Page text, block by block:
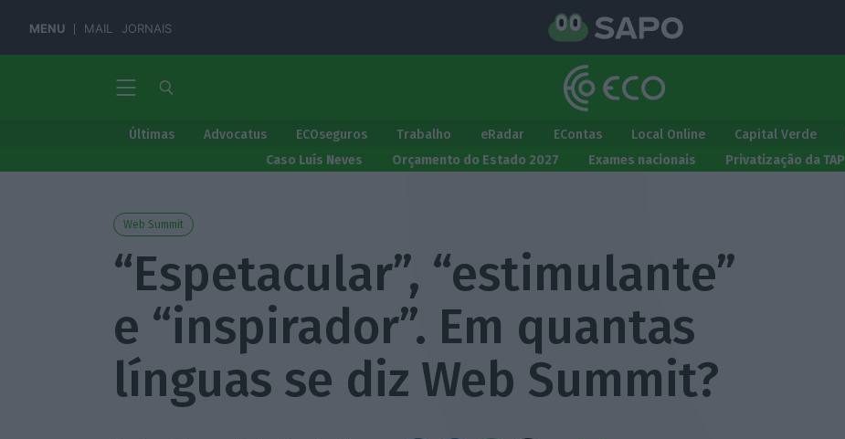
MENU MAIL JORNAIS
Últimas Advocatus ECOseguros Trabalho eRadar EContas Local Online Capital Verde
Caso Luís Neves
Orçamento do Estado 2027 Exames nacionais Privatização da TAP
Web Summit
“Espetacular”, “estimulante”
e “inspirador”. Em quantas
línguas se diz Web Summit?